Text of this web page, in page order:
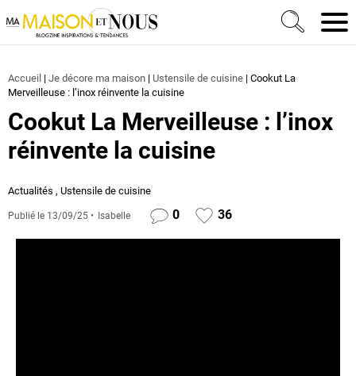
Ma Maison et Nous Construction, rénovation &
Accueil | Je décore ma maison | Ustensile de cuisine | Cookut La
Merveilleuse : l’inox réinvente la cuisine
Cookut La Merveilleuse : l’inox
réinvente la cuisine
Actualités , Ustensile de cuisine
Publié le 13/09/25 Isabelle 0 36